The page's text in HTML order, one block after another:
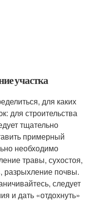
участка
для каких
для строительства
тщательно
примерный
необходимо
травы, сухостоя,
разрыхление почвы.
следует
и дать «отдохнуть»